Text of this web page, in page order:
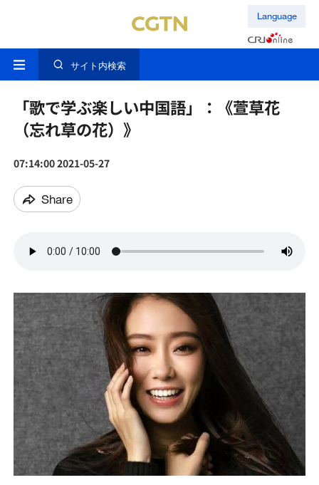
Language
サイト内検索
「歌で学ぶ楽しい中国語」：《萱草花
（忘れ草の花）》
07:14:00 2021-05-27
Share